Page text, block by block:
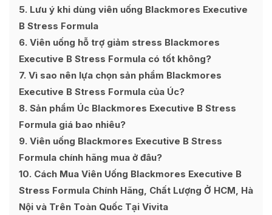
5 Lưu ý khi dùng viên uống Blackmores Executive
B Stress Formula
6 Viên uống hỗ trợ giảm stress Blackmores
Executive B Stress Formula có tốt không?
7 Vì sao nên lựa chọn sản phẩm Blackmores
Executive B Stress Formula của Úc?
8 Sản phẩm Úc Blackmores Executive B Stress
Formula giá bao nhiêu?
9 Viên uống Blackmores Executive B Stress
Formula chính hãng mua ở đâu?
10 Cách Mua Viên Uống Blackmores Executive B
Stress Formula Chính Hãng, Chất Lượng Ở HCM, Hà
Nội và Trên Toàn Quốc Tại Vivita